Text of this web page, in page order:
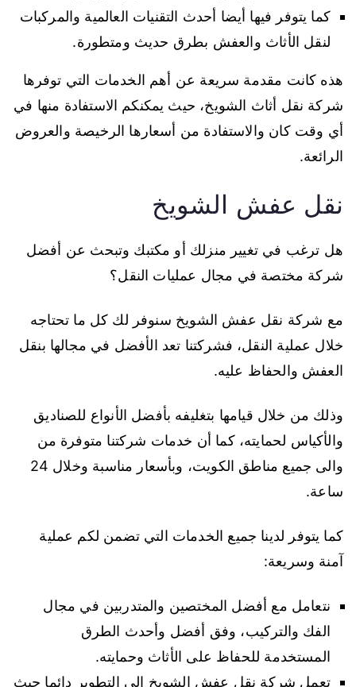
كما يتوفر فيها أيضا أحدث التقنيات العالمية والمركبات
لنقل الأثاث والعفش بطرق حديث ومتطورة.
هذه كانت مقدمة سريعة عن أهم الخدمات التي توفرها
شركة نقل أثاث الشويخ، حيث يمكنكم الاستفادة منها في
أي وقت كان والاستفادة من أسعارها الرخيصة والعروض
الرائعة.
نقل عفش الشويخ
هل ترغب في تغيير منزلك أو مكتبك وتبحث عن أفضل
شركة مختصة في مجال عمليات النقل؟
مع شركة نقل عفش الشويخ سنوفر لك كل ما تحتاجه
خلال عملية النقل، فشركتنا تعد الأفضل في مجالها بنقل
العفش والحفاظ عليه.
وذلك من خلال قيامها بتغليفه بأفضل الأنواع للصناديق
والأكياس لحمايته، كما أن خدمات شركتنا متوفرة من
والى جميع مناطق الكويت، وبأسعار مناسبة وخلال 24
ساعة.
كما يتوفر لدينا جميع الخدمات التي تضمن لكم عملية
آمنة وسريعة:
نتعامل مع أفضل المختصين والمتدربين في مجال
الفك والتركيب، وفق أفضل وأحدث الطرق
المستخدمة للحفاظ على الأثاث وحمايته.
تعمل شركة نقل عفش الشويخ الى التطوير دائما حيث